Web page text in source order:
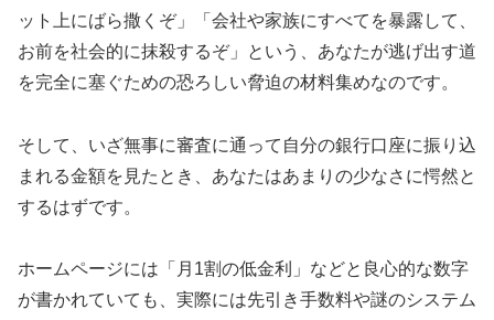
ット上にばら撒くぞ」「会社や家族にすべてを暴露して、
お前を社会的に抹殺するぞ」という、あなたが逃げ出す道
を完全に塞ぐための恐ろしい脅迫の材料集めなのです。
そして、いざ無事に審査に通って自分の銀行口座に振り込
まれる金額を見たとき、あなたはあまりの少なさに愕然と
するはずです。
ホームページには「月1割の低金利」などと良心的な数字
が書かれていても、実際には先引き手数料や謎のシステム